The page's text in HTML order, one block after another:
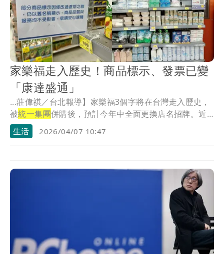
家樂福走入歷史！商品標示、發票已變
「康達盛通」
...莊偉祺／台北報導】家樂福3個字將在台灣走入歷史，
被統一集團併購後，預計今年中全面更換店名招牌。近
日有...
生活 2026/04/07 10:47